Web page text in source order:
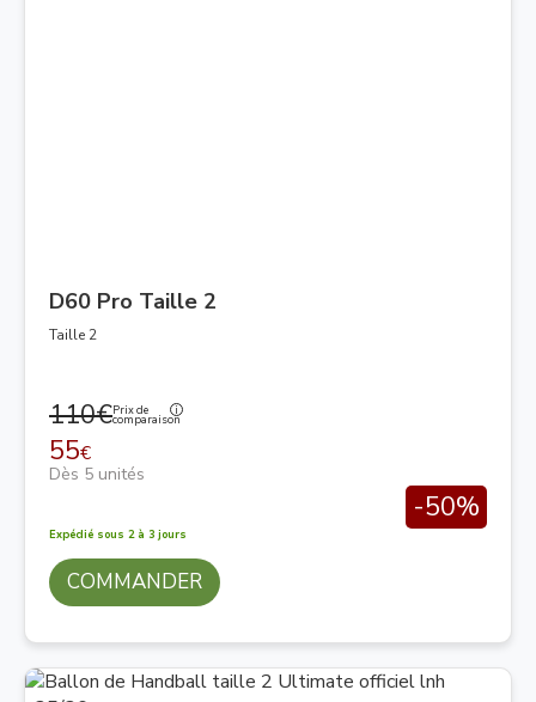
D60 Pro Taille 2
Taille 2
110€Prix de
comparaison
55€
Dès 5 unités
-50%
Expédié sous 2 à 3 jours
COMMANDER